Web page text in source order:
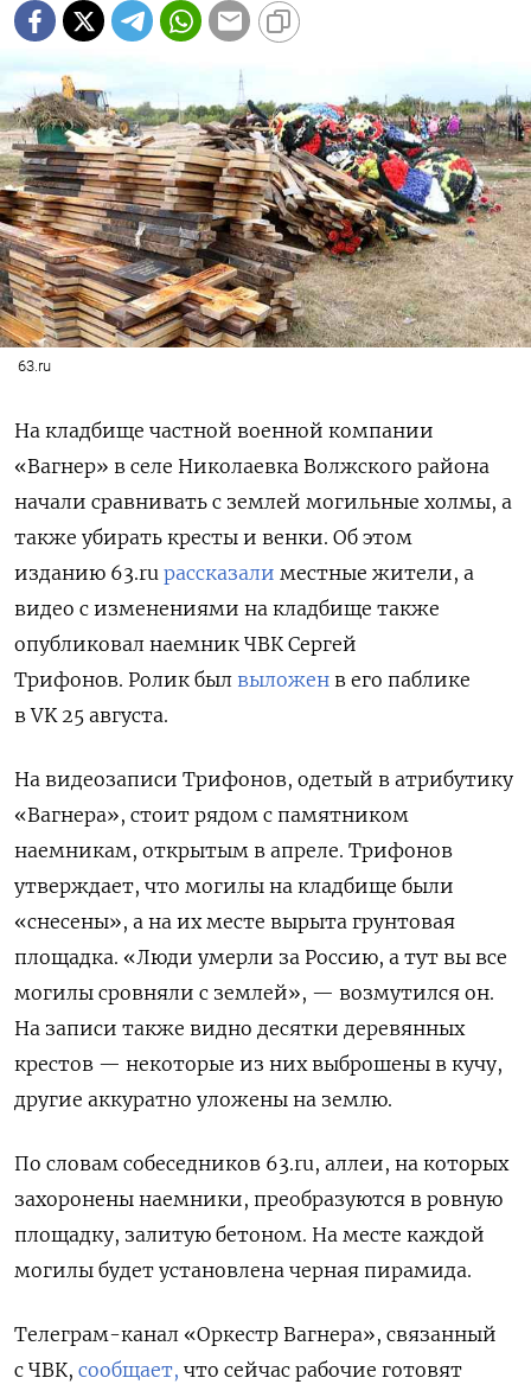
63.ru
На кладбище частной военной компании
«Вагнер» в селе Николаевка Волжского района
начали сравнивать с землей могильные холмы, а
также убирать кресты и венки. Об этом
изданию 63.ru рассказали местные жители, а
видео с изменениями на кладбище также
опубликовал наемник ЧВК Сергей
Трифонов. Ролик был выложен в его паблике
в VK 25 августа.
На видеозаписи Трифонов, одетый в атрибутику
«Вагнера», стоит рядом с памятником
наемникам, открытым в апреле. Трифонов
утверждает, что могилы на кладбище были
«снесены», а на их месте вырыта грунтовая
площадка. «Люди умерли за Россию, а тут вы все
могилы сровняли с землей», — возмутился он.
На записи также видно десятки деревянных
крестов — некоторые из них выброшены в кучу,
другие аккуратно уложены на землю.
По словам собеседников 63.ru, аллеи, на которых
захоронены наемники, преобразуются в ровную
площадку, залитую бетоном. На месте каждой
могилы будет установлена черная пирамида.
Телеграм-канал «Оркестр Вагнера», связанный
с ЧВК, сообщает, что сейчас рабочие готовят